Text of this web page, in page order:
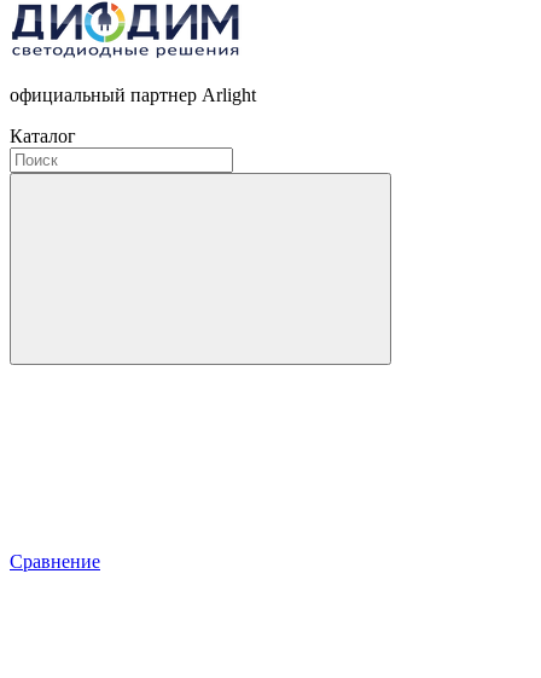
официальный партнер Arlight
Каталог
Сравнение